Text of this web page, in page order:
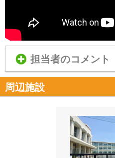
担当者のコメント
周辺施設